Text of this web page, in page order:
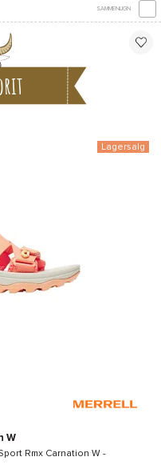
SAMMENLIGN
Lagersalg
W
Rmx Carnation W -